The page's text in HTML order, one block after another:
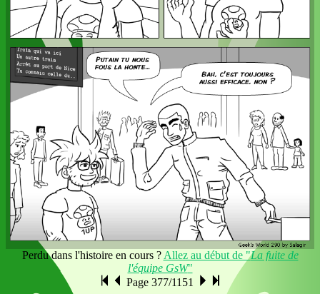
Perdu dans l'histoire en cours ? Allez au début de "La fuite de
l'équipe GsW"
Page 377/1151